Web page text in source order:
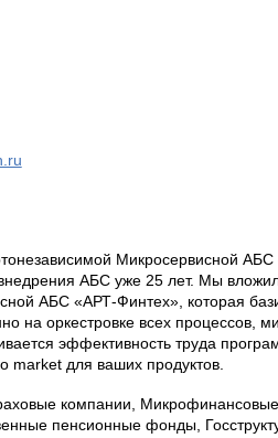
Микросервисной
АБС уже 25 лет. Мы
АБС «АРТ-Финтех», которая
на оркестровке всех процессов,
эффективность труда
market для ваших продуктов.
компании,
пенсионные фонды,